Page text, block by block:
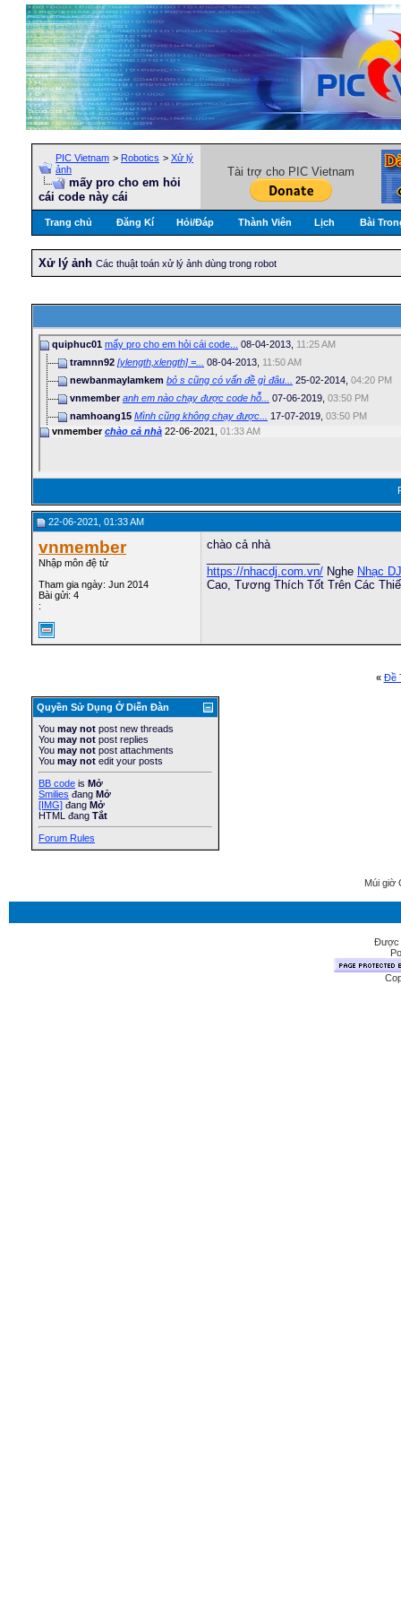
PIC Vietnam > Robotics > Xử lý
ảnh
mấy pro cho em hỏi
cái code này cái
Tài trợ cho PIC Vietnam
Trang chủ Đăng Kí Hỏi/Ðáp Thành Viên Lịch Bài
Xử lý ảnh Các thuật toán xử lý ảnh dùng trong robot
quiphuc01 mấy pro cho em hỏi cái code... 08-04-2013, 11:25 AM
tramnn92 [ylength,xlength] =... 08-04-2013, 11:50 AM
newbanmaylamkem bỏ s cũng có vấn đề gì đâu... 25-02-2014, 04:20 PM
vnmember anh em nào chạy được code hỗ... 07-06-2019, 03:50 PM
namhoang15 Mình cũng không chạy được... 17-07-2019, 03:50 PM
vnmember chào cả nhà 22-06-2021, 01:33 AM
22-06-2021, 01:33 AM
vnmember
Nhập môn đệ tử
Tham gia ngày: Jun 2014
Bài gửi: 4
:
chào cả nhà
https://nhacdj.com.vn/ Nghe Nhạc DJ
Cao, Tương Thích Tốt Trên Các
« Ðề
Quyền Sử Dụng Ở Diễn Ðàn
You may not post new threads
You may not post replies
You may not post attachments
You may not edit your posts
BB code is Mở
Smilies đang Mở
[IMG] đang Mở
HTML đang Tắt
Forum Rules
Múi giờ
Được